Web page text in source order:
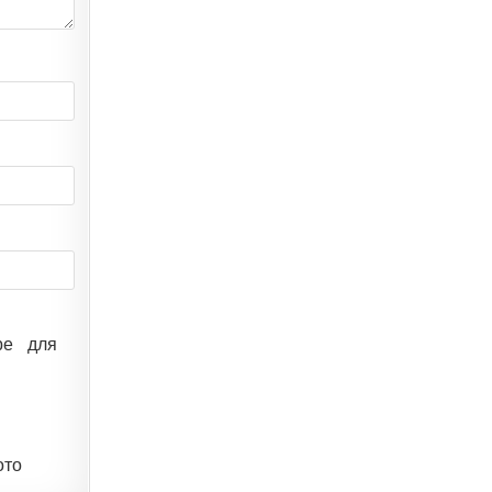
для